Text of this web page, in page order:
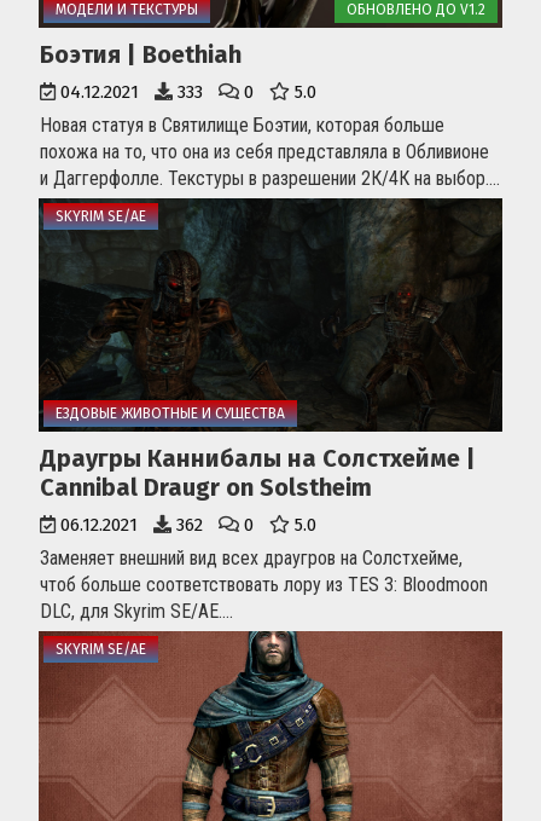
МОДЕЛИ И ТЕКСТУРЫ ОБНОВЛЕНО ДО V1.2
Боэтия | Boethiah
04.12.2021 333 0 5.0
Новая статуя в Святилище Боэтии, которая больше
похожа на то, что она из себя представляла в Обливионе
и Даггерфолле. Текстуры в разрешении 2К/4К на выбор....
SKYRIM SE/AE
ЕЗДОВЫЕ ЖИВОТНЫЕ И СУЩЕСТВА
Драугры Каннибалы на Солстхейме |
Cannibal Draugr on Solstheim
06.12.2021 362 0 5.0
Заменяет внешний вид всех драугров на Солстхейме,
чтоб больше соответствовать лору из TES 3: Bloodmoon
DLC, для Skyrim SE/AE....
SKYRIM SE/AE